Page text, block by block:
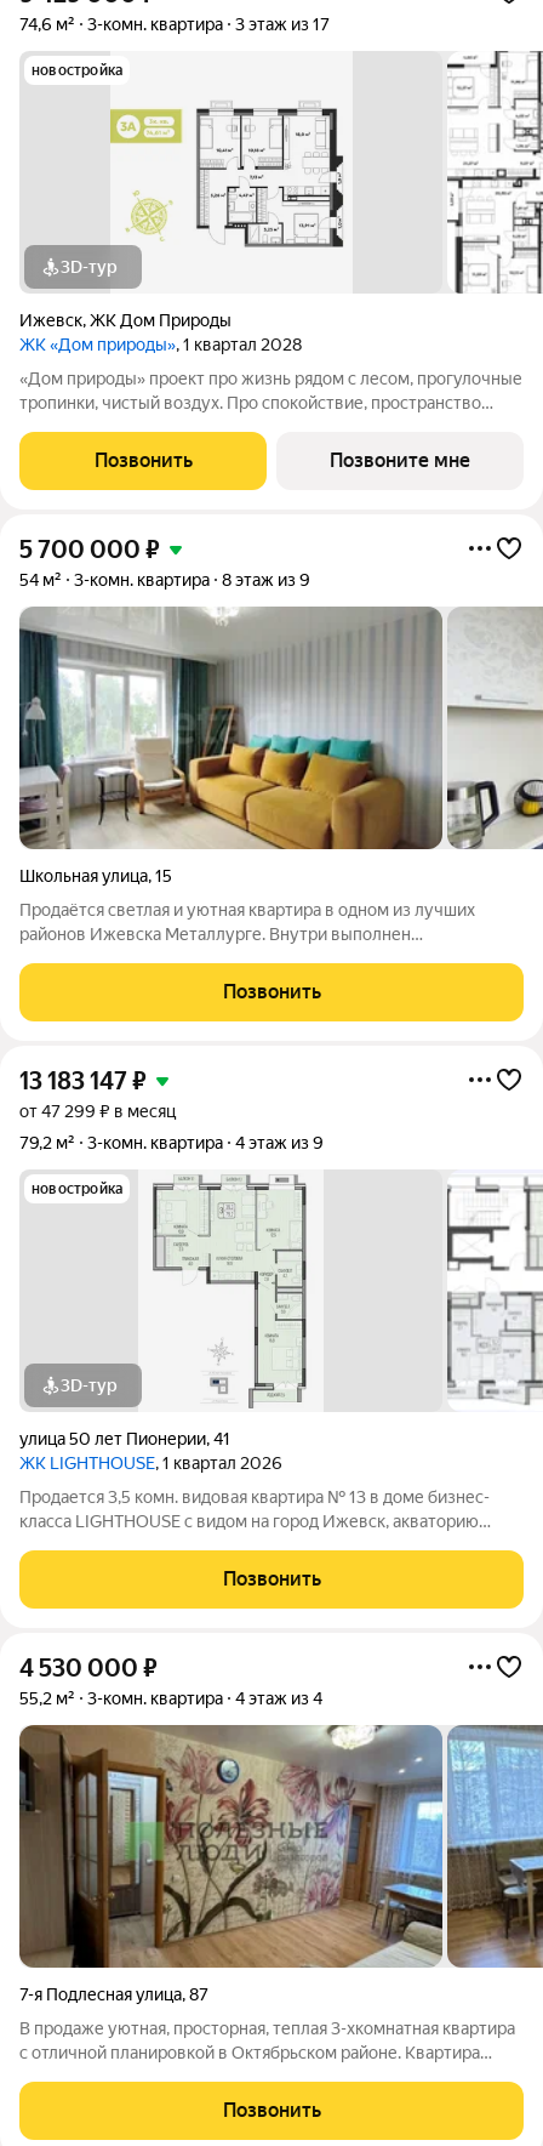
74,6 м² 3-комн. квартира 3 этаж из 17
новостройка
3D-тур
Ижевск,ЖК Дом Природы
ЖК «Дом природы», 1 квартал 2028
«Дом природы» проект про жизнь рядом с лесом, прогулочные
тропинки, чистый воздух. Про спокойствие, пространство
Жилой комплекс расположен в 10 минутах от центра города,
автомобилисты оценят
Позвонить Позвоните мне
5 700 000 ₽
54 м² 3-комн. квартира 8 этаж из 9
Школьная улица,15
Продаётся светлая и уютная квартира в одном из лучших
районов Ижевска Металлурге. Внутри выполнен
пластиковые трубы сантехники, есть счётчики ХВС и ГВС. На
кухне, в санузлах, коридоре и зале
Позвонить
13 183 147₽
от 47 299 ₽ в месяц
79,2 м²
3-комн. квартира 4 этаж из 9
новостройка
3D-тур
улица 50 лет Пионерии,41
ЖК LIGHTHOUSE, 1 квартал 2026
Продается 3,5 комн. видовая квартира № 13 в доме бизнес-
класса LIGHTHOUSE с видом на город Ижевск, акваторию
теплым подземным паркингом вблизи парка Кирова на ул. 50
лет Пионерии. В шаговой
Позвонить
4 530 000 ₽
55,2 м² 3-комн. квартира 4 этаж из 4
7-я Подлесная улица,87
В продаже уютная, просторная, теплая 3-хкомнатная квартира
с отличной планировкой в Октябрьском районе. Квартира
узаконена, выполнен качественный ремонт Большая комната-
гостиная 14,9 кв.м. станет
Позвонить